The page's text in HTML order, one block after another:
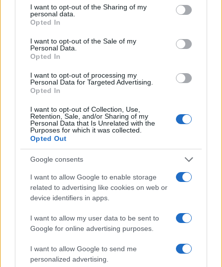
not limited to your visit or usage behaviour. You may click to
grant or deny consent to Google and its third-party tags to
use your data for below specified purposes in below Google
consent section.
I want to opt-out of the Sharing of my
personal data.
Opted In
I want to opt-out of the Sale of my
Personal Data.
Opted In
I want to opt-out of processing my
Personal Data for Targeted Advertising.
Opted In
I want to opt-out of Collection, Use,
Retention, Sale, and/or Sharing of my
Personal Data that Is Unrelated with the
Purposes for which it was collected.
Opted Out
Google consents
I want to allow Google to enable storage
related to advertising like cookies on web or
device identifiers in apps.
I want to allow my user data to be sent to
Google for online advertising purposes.
I want to allow Google to send me
personalized advertising.